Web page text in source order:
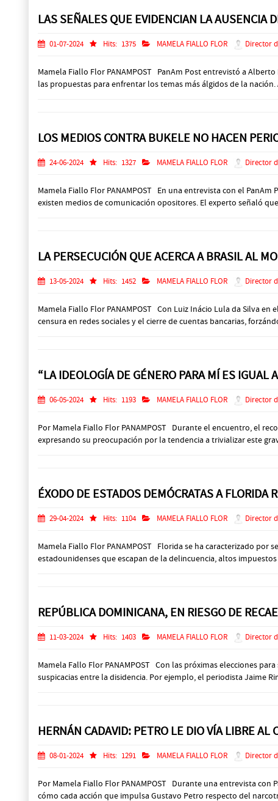
LAS SEÑALES QUE EVIDENCIAN LA AUSENCIA
01-07-2024 Hits: 1375 MAMELA FIALLO FLOR Director
Mamela Fiallo Flor PANAMPOST PanAm Post entrevistó a
las propuestas para enfrentar los temas más álgidos de la
LOS MEDIOS CONTRA BUKELE NO HACEN
24-06-2024 Hits: 1327 MAMELA FIALLO FLOR Director
Mamela Fiallo Flor PANAMPOST En una entrevista con el
existen medios de comunicación opositores. El experto señaló
LA PERSECUCIÓN QUE ACERCA A BRASIL AL
13-05-2024 Hits: 1452 MAMELA FIALLO FLOR Director
Mamela Fiallo Flor PANAMPOST Con Luiz Inácio Lula da Silva
censura en redes sociales y el cierre de cuentas bancarias,
“LA IDEOLOGÍA DE GÉNERO PARA MÍ ES IGUAL
06-05-2024 Hits: 1193 MAMELA FIALLO FLOR Director
Por Mamela Fiallo Flor PANAMPOST Durante el encuentro, el
expresando su preocupación por la tendencia a trivializar este
ÉXODO DE ESTADOS DEMÓCRATAS A FLORIDA
29-04-2024 Hits: 1104 MAMELA FIALLO FLOR Director
Mamela Fiallo Flor PANAMPOST Florida se ha caracterizado
estadounidenses que escapan de la delincuencia, altos
REPÚBLICA DOMINICANA, EN RIESGO DE
11-03-2024 Hits: 1403 MAMELA FIALLO FLOR Director
Mamela Fallo Flor PANAMPOST Con las próximas elecciones
suspicacias entre la disidencia. Por ejemplo, el periodista Jaime
HERNÁN CADAVID: PETRO LE DIO VÍA LIBRE AL
08-01-2024 Hits: 1291 MAMELA FIALLO FLOR Director
Por Mamela Fiallo Flor PANAMPOST Durante una entrevista
cómo cada acción que impulsa Gustavo Petro respecto del